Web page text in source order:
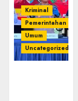
Kriminal
Pemerintahan
Umum
Uncategorized